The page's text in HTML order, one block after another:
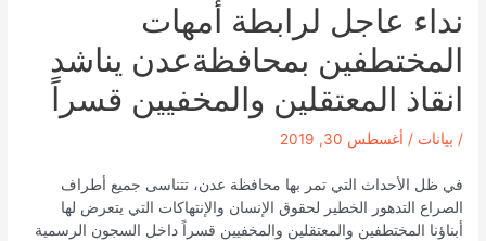
نداء عاجل لرابطة أمهات
المختطفين بمحافظةعدن يناشد
انقاذ المعتقلين والمخفيين قسراً
/ بيانات / أغسطس 30, 2019
في ظل الأحداث التي تمر بها محافظة عدن، تتناسى جميع أطراف
الصراع التدهور الخطير لحقوق الإنسان والإنتهاكات التي يتعرض لها
أبناؤنا المختطفين والمعتقلين والمخفيين قسراً داخل السجون الرسمية